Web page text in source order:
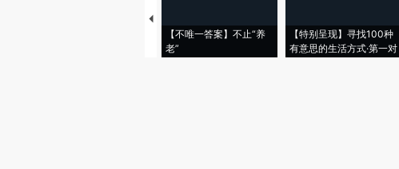
【不唯一答案】不止“养
老”
【特别呈现】寻找100种
有意思的生活方式·第一对